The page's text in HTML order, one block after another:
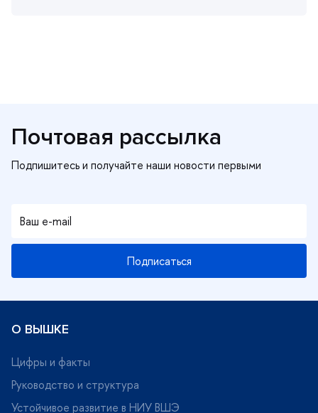
Почтовая рассылка
Подписаться
О ВЫШКЕ
Цифры и факты
Руководство и структура
Устойчивое развитие в НИУ ВШЭ